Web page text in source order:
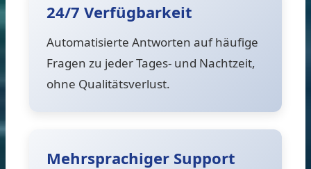
24/7 Verfügbarkeit
Automatisierte Antworten auf häufige
Fragen zu jeder Tages- und Nachtzeit,
ohne Qualitätsverlust.
Mehrsprachiger Support